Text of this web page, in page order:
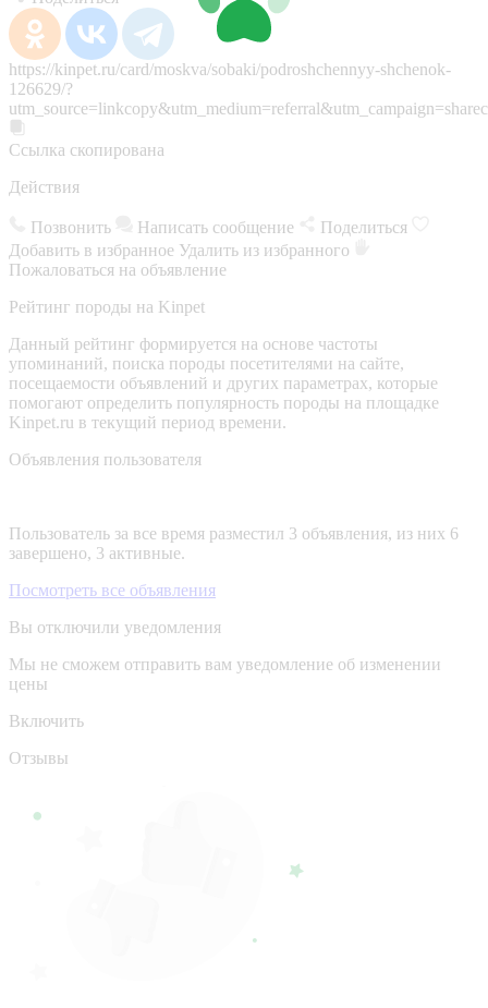
https://kinpet.ru/card/moskva/sobaki/podroshchennyy-shchenok-
126629/?
Ссылка скопирована
Действия
Позвонить Написать сообщение
Поделиться
Добавить в избранное Удалить из избранного
Пожаловаться на объявление
Рейтинг породы на Kinpet
Данный рейтинг формируется на основе частоты
упоминаний, поиска породы посетителями на сайте,
посещаемости объявлений и других параметрах, которые
помогают определить популярность породы на площадке
Kinpet.ru в текущий период времени.
Объявления пользователя
Пользователь за все время разместил 3 объявления, из них 6
завершено, 3 активные.
Посмотреть все объявления
Вы отключили уведомления
Мы не сможем отправить вам уведомление об изменении
цены
Включить
Отзывы